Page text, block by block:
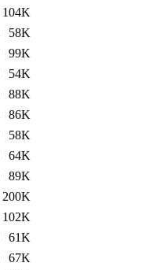
104K
58K
99K
54K
88K
86K
58K
64K
89K
200K
102K
61K
67K